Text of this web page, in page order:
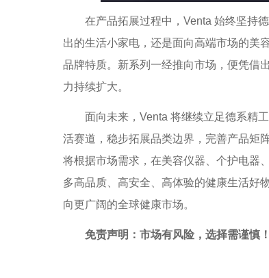
在产品拓展过程中，Venta 始终坚持德
出的生活小家电，还是面向高端市场的美
品牌特质。新系列一经推向市场，便凭借
力持续扩大。
面向未来，Venta 将继续立足德系精工
活赛道，稳步拓展品类边界，完善产品矩
将根据市场需求，在美容仪器、个护电器
多高品质、高安全、高体验的健康生活好
向更广阔的全球健康市场。
免责声明：市场有风险，选择需谨慎